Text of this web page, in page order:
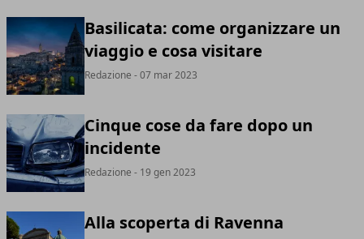
Basilicata: come organizzare un
viaggio e cosa visitare
Redazione - 07 mar 2023
Cinque cose da fare dopo un
incidente
Redazione - 19 gen 2023
Alla scoperta di Ravenna